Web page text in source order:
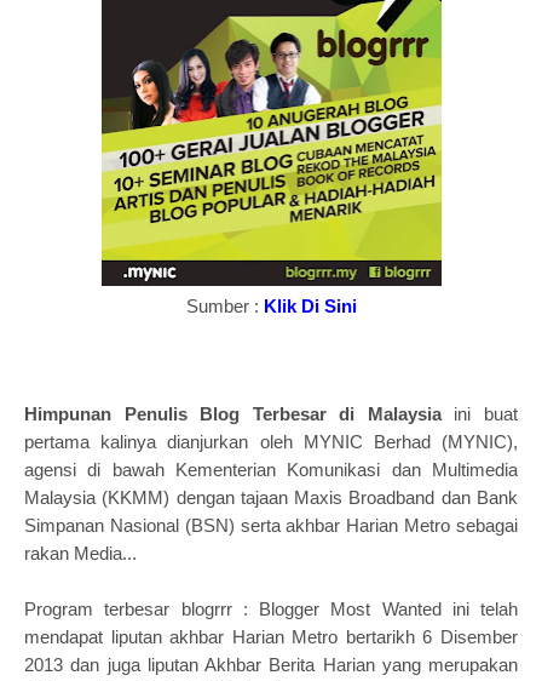
Sumber : Klik Di Sini
Himpunan Penulis Blog Terbesar di Malaysiaini buat
pertama kalinya dianjurkan oleh MYNIC Berhad (MYNIC),
agensi di bawah Kementerian Komunikasi dan Multimedia
Malaysia (KKMM) dengan tajaan Maxis Broadband dan Bank
Simpanan Nasional (BSN) serta akhbar Harian Metro sebagai
rakan Media...
Program terbesar blogrrr : Blogger Most Wanted ini telah
mendapat liputan akhbar Harian Metro bertarikh 6 Disember
2013 dan juga liputan Akhbar Berita Harian yang merupakan